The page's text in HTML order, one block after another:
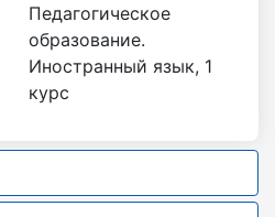
Педагогическое
образование.
Иностранный язык, 1
курс